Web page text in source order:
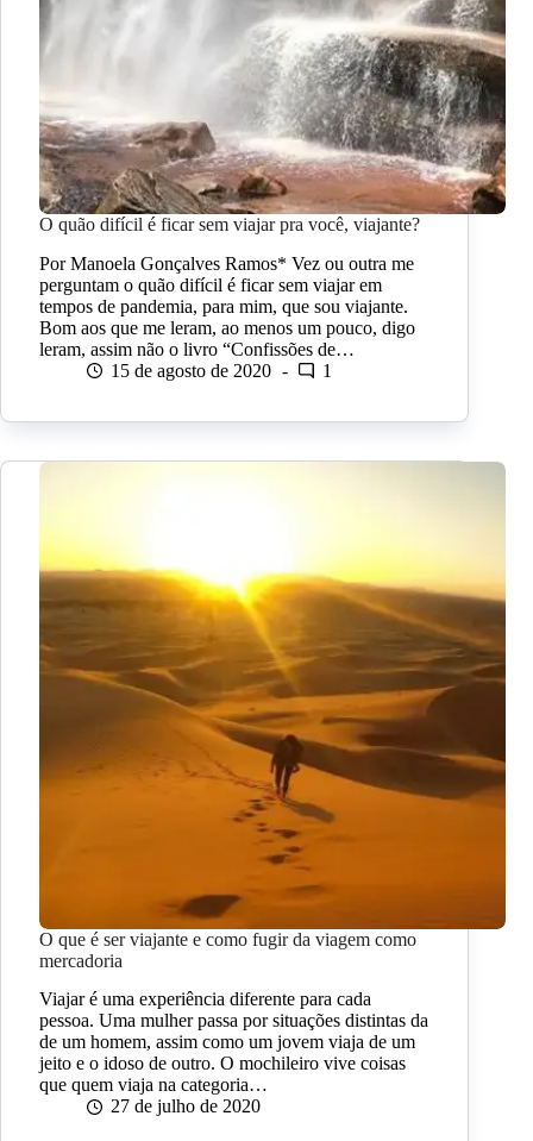
O quão difícil é ficar sem viajar pra você, viajante?
Por Manoela Gonçalves Ramos* Vez ou outra me
perguntam o quão difícil é ficar sem viajar em
tempos de pandemia, para mim, que sou viajante.
Bom aos que me leram, ao menos um pouco, digo
leram, assim não o livro “Confissões de…
15 de agosto de 2020
1
O que é ser viajante e como fugir da viagem como
mercadoria
Viajar é uma experiência diferente para cada
pessoa. Uma mulher passa por situações distintas da
de um homem, assim como um jovem viaja de um
jeito e o idoso de outro. O mochileiro vive coisas
que quem viaja na categoria…
27 de julho de 2020